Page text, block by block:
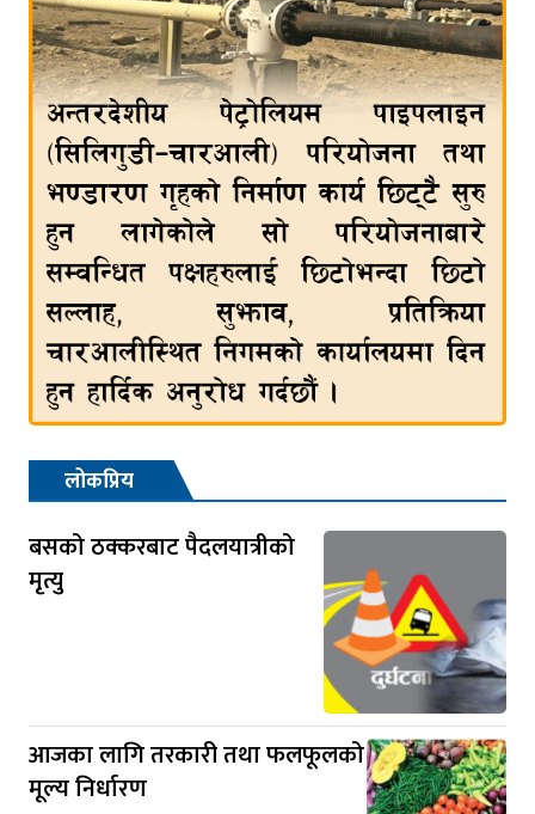
लोकप्रिय
बसको ठक्करबाट पैदलयात्रीको
मृत्यु
आजका लागि तरकारी तथा फलफूलको
मूल्य निर्धारण